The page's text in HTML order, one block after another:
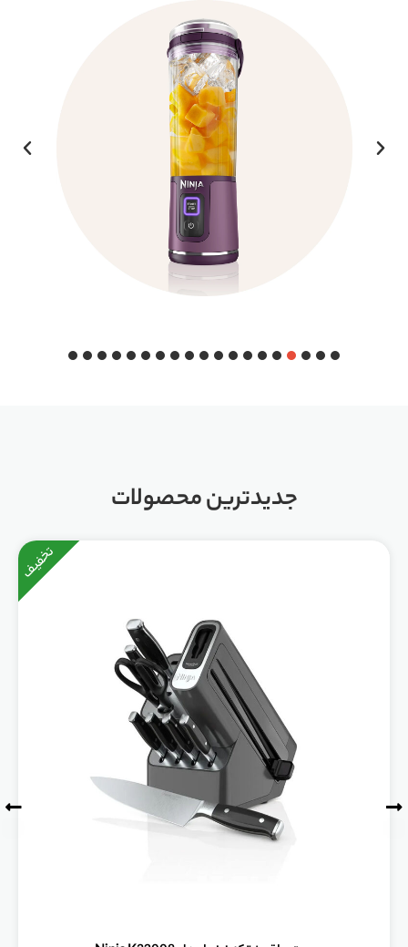
جدیدترین محصولات
تخفیف